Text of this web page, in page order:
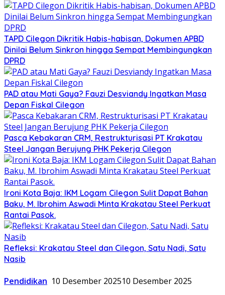
TAPD Cilegon Dikritik Habis-habisan, Dokumen APBD
Dinilai Belum Sinkron hingga Sempat Membingungkan
DPRD
PAD atau Mati Gaya? Fauzi Desviandy Ingatkan Masa
Depan Fiskal Cilegon
Pasca Kebakaran CRM, Restrukturisasi PT Krakatau
Steel Jangan Berujung PHK Pekerja Cilegon
Ironi Kota Baja: IKM Logam Cilegon Sulit Dapat Bahan
Baku, M. Ibrohim Aswadi Minta Krakatau Steel Perkuat
Rantai Pasok.
Refleksi: Krakatau Steel dan Cilegon, Satu Nadi, Satu
Nasib
Pendidikan 10 Desember 202510 Desember 2025